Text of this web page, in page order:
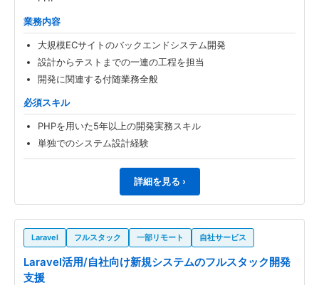
業務内容
大規模ECサイトのバックエンドシステム開発
設計からテストまでの一連の工程を担当
開発に関連する付随業務全般
必須スキル
PHPを用いた5年以上の開発実務スキル
単独でのシステム設計経験
詳細を見る ›
Laravel フルスタック 一部リモート 自社サービス
Laravel活用/自社向け新規システムのフルスタック開発
支援